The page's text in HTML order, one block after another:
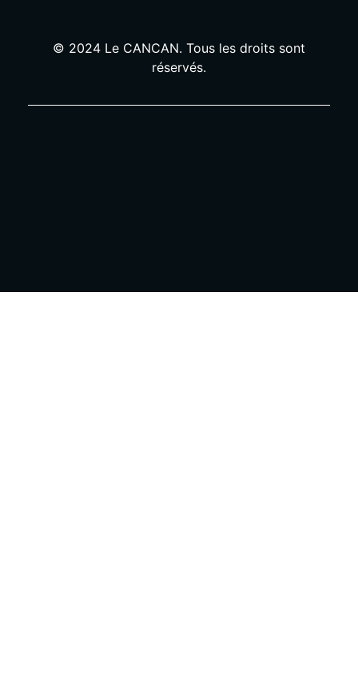
© 2024 Le CANCAN. Tous les droits sont
réservés.